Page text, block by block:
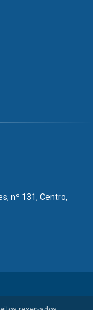
nº 131, Centro,